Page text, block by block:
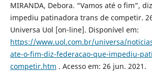
MIRANDA, Debora. “Vamos até o fim”,
impediu patinadora trans de competir.
Universa Uol [on-line]. Disponível em:
https://www.uol.com.br/universa/
ate-o-fim-diz-federacao-que-impediu-
competir.htm . Acesso em: 26 jun. 2021.